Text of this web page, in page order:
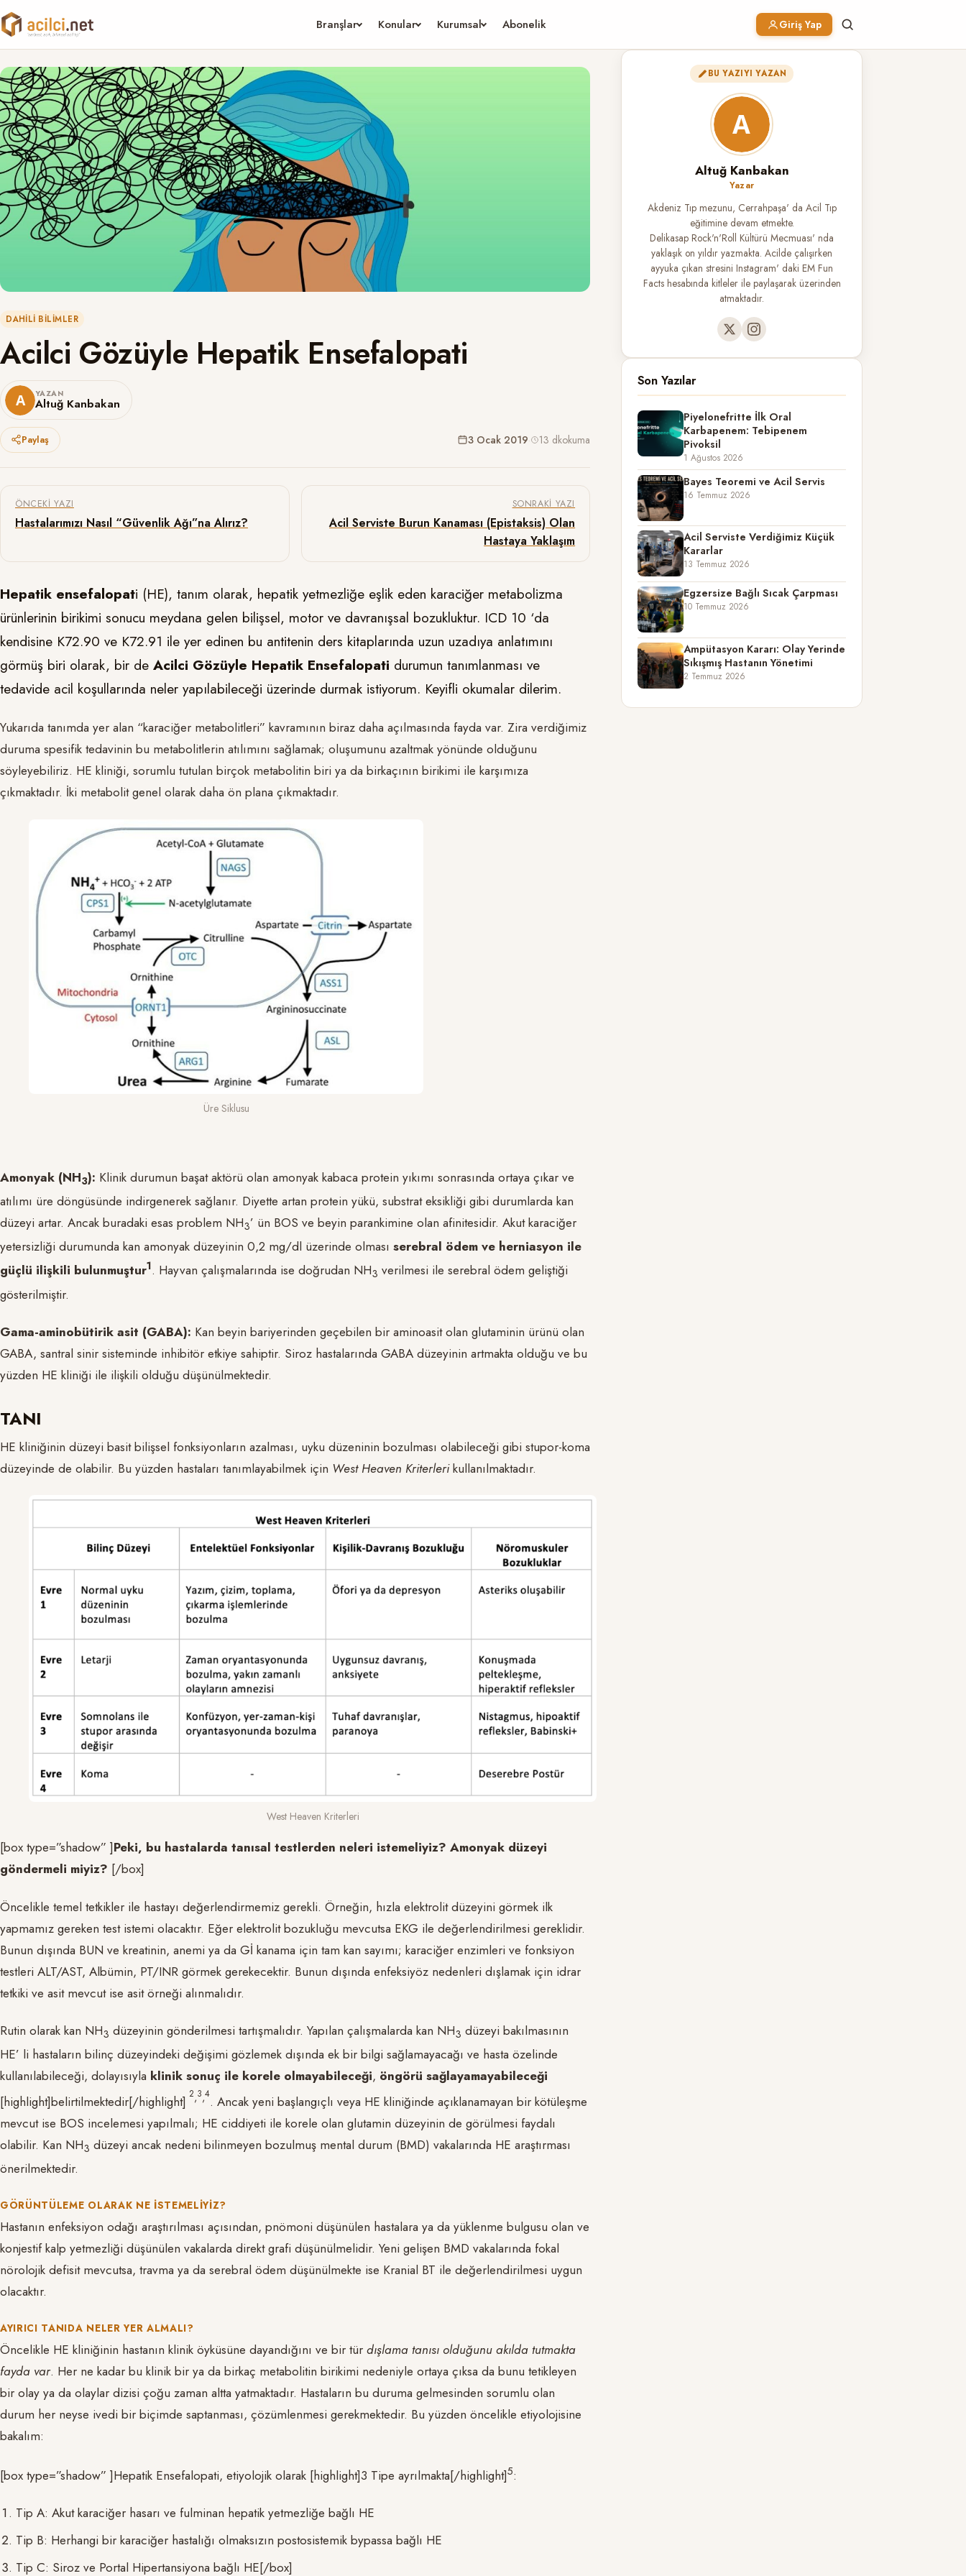
Branşlar Konular Kurumsal Abonelik Giriş Yap
DAHILI BILIMLER
Acilci Gözüyle Hepatik Ensefalopati
YAZAN
Altuğ Kanbakan
3 Ocak 2019· 13 dkokuma
Paylaş
Yazı gezinmesi
ÖNCEKI YAZI
Hastalarımızı Nasıl “Güvenlik Ağı”na Alırız?
SONRAKI YAZI
Acil Serviste Burun Kanaması (Epistaksis) Olan
Hastaya Yaklaşım
Hepatik ensefalopati (HE), tanım olarak, hepatik yetmezliğe eşlik eden karaciğer metabolizma
ürünlerinin birikimi sonucu meydana gelen bilişsel, motor ve davranışsal bozukluktur. ICD 10 ‘da
kendisine K72.90 ve K72.91 ile yer edinen bu antitenin ders kitaplarında uzun uzadıya anlatımını
görmüş biri olarak, bir de Acilci Gözüyle Hepatik Ensefalopati durumun tanımlanması ve
tedavide acil koşullarında neler yapılabileceği üzerinde durmak istiyorum. Keyifli okumalar dilerim.
Yukarıda tanımda yer alan “karaciğer metabolitleri” kavramının biraz daha açılmasında fayda var. Zira verdiğimiz
duruma spesifik tedavinin bu metabolitlerin atılımını sağlamak; oluşumunu azaltmak yönünde olduğunu
söyleyebiliriz. HE kliniği, sorumlu tutulan birçok metabolitin biri ya da birkaçının birikimi ile karşımıza
çıkmaktadır. İki metabolit genel olarak daha ön plana çıkmaktadır.
Üre Siklusu
Amonyak (NH3): Klinik durumun başat aktörü olan amonyak kabaca protein yıkımı sonrasında ortaya çıkar ve
atılımı üre döngüsünde indirgenerek sağlanır. Diyette artan protein yükü, substrat eksikliği gibi durumlarda kan
düzeyi artar. Ancak buradaki esas problem NH3’ ün BOS ve beyin parankimine olan afinitesidir. Akut karaciğer
yetersizliği durumunda kan amonyak düzeyinin 0,2 mg/dl üzerinde olması serebral ödem ve herniasyon ile
güçlü ilişkili bulunmuştur1. Hayvan çalışmalarında ise doğrudan NH3 verilmesi ile serebral ödem geliştiği
gösterilmiştir.
Gama-aminobütirik asit (GABA): Kan beyin bariyerinden geçebilen bir aminoasit olan glutaminin ürünü olan
GABA, santral sinir sisteminde inhibitör etkiye sahiptir. Siroz hastalarında GABA düzeyinin artmakta olduğu ve bu
yüzden HE kliniği ile ilişkili olduğu düşünülmektedir.
TANI
HE kliniğinin düzeyi basit bilişsel fonksiyonların azalması, uyku düzeninin bozulması olabileceği gibi stupor-koma
düzeyinde de olabilir. Bu yüzden hastaları tanımlayabilmek için West Heaven Kriterlerikullanılmaktadır.
West Heaven Kriterleri
[box type=”shadow” ]Peki, bu hastalarda tanısal testlerden neleri istemeliyiz? Amonyak düzeyi
göndermeli miyiz? [/box]
Öncelikle temel tetkikler ile hastayı değerlendirmemiz gerekli. Örneğin, hızla elektrolit düzeyini görmek ilk
yapmamız gereken test istemi olacaktır. Eğer elektrolit bozukluğu mevcutsa EKG ile değerlendirilmesi gereklidir.
Bunun dışında BUN ve kreatinin, anemi ya da Gİ kanama için tam kan sayımı; karaciğer enzimleri ve fonksiyon
testleri ALT/AST, Albümin, PT/INR görmek gerekecektir. Bunun dışında enfeksiyöz nedenleri dışlamak için idrar
tetkiki ve asit mevcut ise asit örneği alınmalıdır.
Rutin olarak kan NH3 düzeyinin gönderilmesi tartışmalıdır. Yapılan çalışmalarda kan NH3 düzeyi bakılmasının
HE’ li hastaların bilinç düzeyindeki değişimi gözlemek dışında ek bir bilgi sağlamayacağı ve hasta özelinde
kullanılabileceği, dolayısıyla klinik sonuç ile korele olmayabileceği, öngörü sağlayamayabileceği
[highlight]belirtilmektedir[/highlight] 2,3,4. Ancak yeni başlangıçlı veya HE kliniğinde açıklanamayan bir kötüleşme
mevcut ise BOS incelemesi yapılmalı; HE ciddiyeti ile korele olan glutamin düzeyinin de görülmesi faydalı
olabilir. Kan NH3 düzeyi ancak nedeni bilinmeyen bozulmuş mental durum (BMD) vakalarında HE araştırması
önerilmektedir.
GÖRÜNTÜLEME OLARAK NE ISTEMELIYIZ?
Hastanın enfeksiyon odağı araştırılması açısından, pnömoni düşünülen hastalara ya da yüklenme bulgusu olan ve
konjestif kalp yetmezliği düşünülen vakalarda direkt grafi düşünülmelidir. Yeni gelişen BMD vakalarında fokal
nörolojik defisit mevcutsa, travma ya da serebral ödem düşünülmekte ise Kranial BT ile değerlendirilmesi uygun
olacaktır.
AYIRICI TANIDA NELER YER ALMALI?
Öncelikle HE kliniğinin hastanın klinik öyküsüne dayandığını ve bir tür dışlama tanısı olduğunu akılda tutmakta
fayda var. Her ne kadar bu klinik bir ya da birkaç metabolitin birikimi nedeniyle ortaya çıksa da bunu tetikleyen
bir olay ya da olaylar dizisi çoğu zaman altta yatmaktadır. Hastaların bu duruma gelmesinden sorumlu olan
durum her neyse ivedi bir biçimde saptanması, çözümlenmesi gerekmektedir. Bu yüzden öncelikle etiyolojisine
bakalım:
[box type=”shadow” ]Hepatik Ensefalopati, etiyolojik olarak [highlight]3 Tipe ayrılmakta[/highlight]5:
Tip A: Akut karaciğer hasarı ve fulminan hepatik yetmezliğe bağlı HE
Tip B: Herhangi bir karaciğer hastalığı olmaksızın postosistemik bypassa bağlı HE
Tip C: Siroz ve Portal Hipertansiyona bağlı HE[/box]
BU YAZIYI YAZAN
Altuğ Kanbakan
Yazar
Akdeniz Tıp mezunu, Cerrahpaşa' da Acil Tıp
eğitimine devam etmekte.
Delikasap Rock'n'Roll Kültürü Mecmuası' nda
yaklaşık on yıldır yazmakta. Acilde çalışırken
ayyuka çıkan stresini Instagram' daki EM Fun
Facts hesabında kitleler ile paylaşarak üzerinden
atmaktadır.
Son Yazılar
Piyelonefritte İlk Oral
Karbapenem: Tebipenem
Pivoksil
1 Ağustos 2026
Bayes Teoremi ve Acil Servis
16 Temmuz 2026
Acil Serviste Verdiğimiz Küçük
Kararlar
13 Temmuz 2026
Egzersize Bağlı Sıcak Çarpması
10 Temmuz 2026
Ampütasyon Kararı: Olay Yerinde
Sıkışmış Hastanın Yönetimi
2 Temmuz 2026